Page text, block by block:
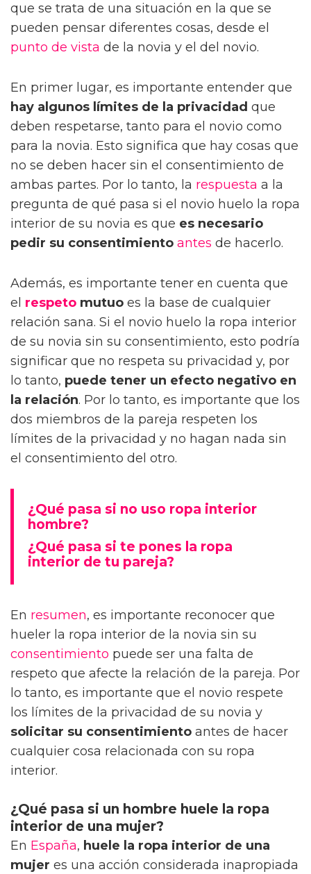
que se trata de una situación en la que se
pueden pensar diferentes cosas, desde el
punto de vista de la novia y el del novio.
En primer lugar, es importante entender que
hay algunos límites de la privacidad que
deben respetarse, tanto para el novio como
para la novia. Esto significa que hay cosas que
no se deben hacer sin el consentimiento de
ambas partes. Por lo tanto, la respuesta a la
pregunta de qué pasa si el novio huelo la ropa
interior de su novia es que es necesario
pedir su consentimiento antes de hacerlo.
Además, es importante tener en cuenta que
el respeto mutuo es la base de cualquier
relación sana. Si el novio huelo la ropa interior
de su novia sin su consentimiento, esto podría
significar que no respeta su privacidad y, por
lo tanto, puede tener un efecto negativo en
la relación. Por lo tanto, es importante que los
dos miembros de la pareja respeten los
límites de la privacidad y no hagan nada sin
el consentimiento del otro.
¿Qué pasa si no uso ropa interior
hombre?
¿Qué pasa si te pones la ropa
interior de tu pareja?
En resumen, es importante reconocer que
hueler la ropa interior de la novia sin su
consentimiento puede ser una falta de
respeto que afecte la relación de la pareja. Por
lo tanto, es importante que el novio respete
los límites de la privacidad de su novia y
solicitar su consentimiento antes de hacer
cualquier cosa relacionada con su ropa
interior.
¿Qué pasa si un hombre huele la ropa
interior de una mujer?
En España, huele la ropa interior de una
mujer es una acción considerada inapropiada